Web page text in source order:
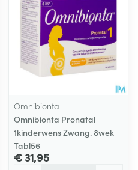
Omnibionta
Omnibionta Pronatal
1kinderwens Zwang. 8wek
Tabl56
€ 31,95